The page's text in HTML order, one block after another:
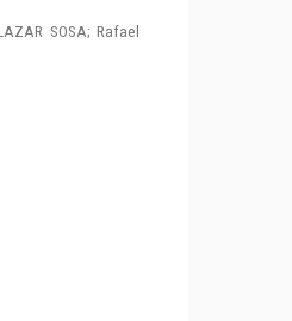
SOSA; Rafael